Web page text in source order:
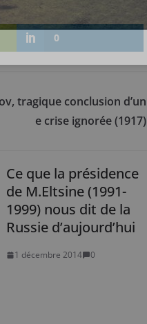
0
tragique conclusion d’un
e crise ignorée (1917)
Ce que la présidence
de M.Eltsine (1991-
1999) nous dit de la
Russie d’aujourd’hui
1 décembre 2014 0